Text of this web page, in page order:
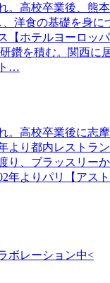
。高校卒業後、熊
洋食の基礎を身に
【ホテルヨーロッ
鑽を積む。関西に
…
。高校卒業後に志
より都内レストラ
り、ブラッスリー
年よりパリ【アス
ボレーション中<